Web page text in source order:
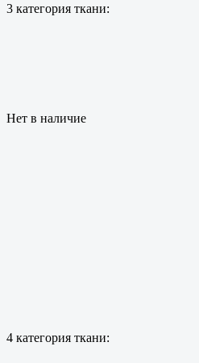
3 категория ткани:
Нет в наличие
4 категория ткани: